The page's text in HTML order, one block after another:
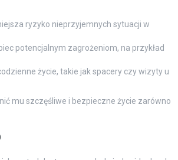
ryzyko nieprzyjemnych sytuacji w
potencjalnym zagrożeniom, na przykład
życie, takie jak spacery czy wizyty u
mu szczęśliwe i bezpieczne życie zarówno